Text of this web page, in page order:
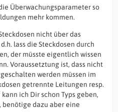
Überwachungsparameter so
mehr kommen.
nicht über das
lass die Steckdosen durch
der müsste eigentlich wissen
Voraussetztung ist, dass nicht
werden müssen im
getrennte Leitungen resp.
ich Dir schon Typs geben,
benötige dazu aber eine